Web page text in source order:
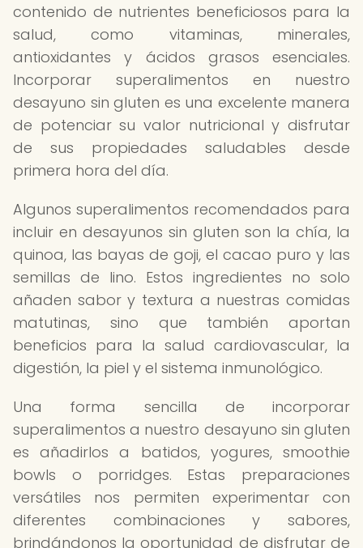
contenido de nutrientes beneficiosos para la
salud, como vitaminas, minerales,
antioxidantes y ácidos grasos esenciales.
Incorporar superalimentos en nuestro
desayuno sin gluten es una excelente manera
de potenciar su valor nutricional y disfrutar
de sus propiedades saludables desde
primera hora del día.
Algunos superalimentos recomendados para
incluir en desayunos sin gluten son la chía, la
quinoa, las bayas de goji, el cacao puro y las
semillas de lino. Estos ingredientes no solo
añaden sabor y textura a nuestras comidas
matutinas, sino que también aportan
beneficios para la salud cardiovascular, la
digestión, la piel y el sistema inmunológico.
Una forma sencilla de incorporar
superalimentos a nuestro desayuno sin gluten
es añadirlos a batidos, yogures, smoothie
bowls o porridges. Estas preparaciones
versátiles nos permiten experimentar con
diferentes combinaciones y sabores,
brindándonos la oportunidad de disfrutar de